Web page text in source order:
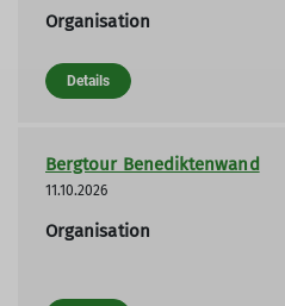
Organisation
Details
Bergtour Benediktenwand
11.10.2026
Organisation